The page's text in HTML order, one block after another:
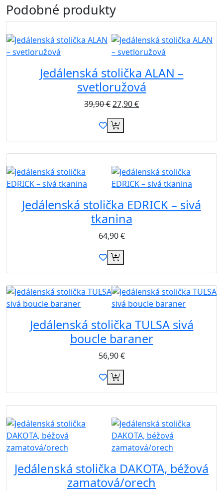
Podobné produkty
Jedálenská stolička ALAN –
svetloružová
39,90€27,90€
Jedálenská stolička EDRICK – sivá
tkanina
64,90€
Jedálenská stolička TULSA sivá
boucle baraner
56,90€
Jedálenská stolička DAKOTA, béžová
zamatová/orech